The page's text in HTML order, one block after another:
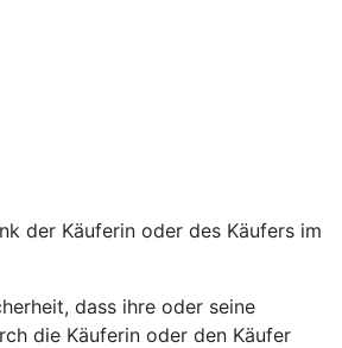
der Käuferin oder des Käufers im
dass ihre oder seine
die Käuferin oder den Käufer